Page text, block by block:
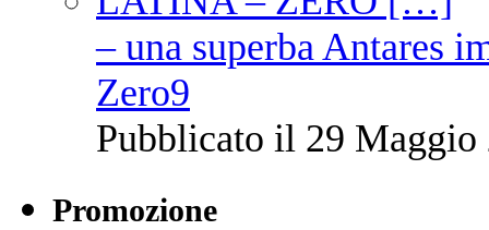
– una superba Antares
Zero9
Pubblicato il 29 Maggio
Promozione